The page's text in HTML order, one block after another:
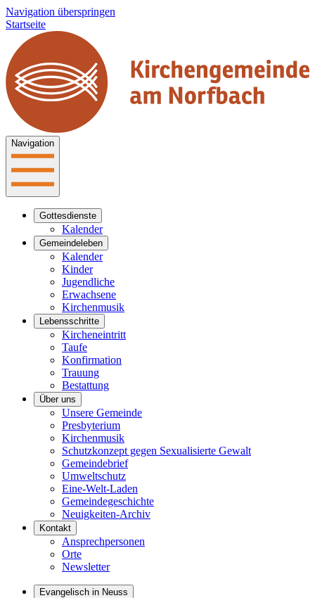
Navigation überspringen
Startseite
Navigation
Gottesdienste
Kalender
Gemeindeleben
Kalender
Kinder
Jugendliche
Erwachsene
Kirchenmusik
Lebensschritte
Kircheneintritt
Taufe
Konfirmation
Trauung
Bestattung
Über uns
Unsere Gemeinde
Presbyterium
Kirchenmusik
Schutzkonzept gegen Sexualisierte Gewalt
Gemeindebrief
Umweltschutz
Eine-Welt-Laden
Gemeindegeschichte
Neuigkeiten-Archiv
Kontakt
Ansprechpersonen
Orte
Newsletter
Evangelisch in Neuss